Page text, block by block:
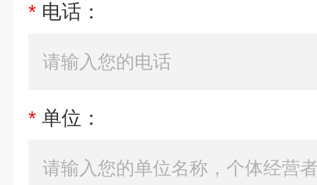
* 电话：
* 单位：